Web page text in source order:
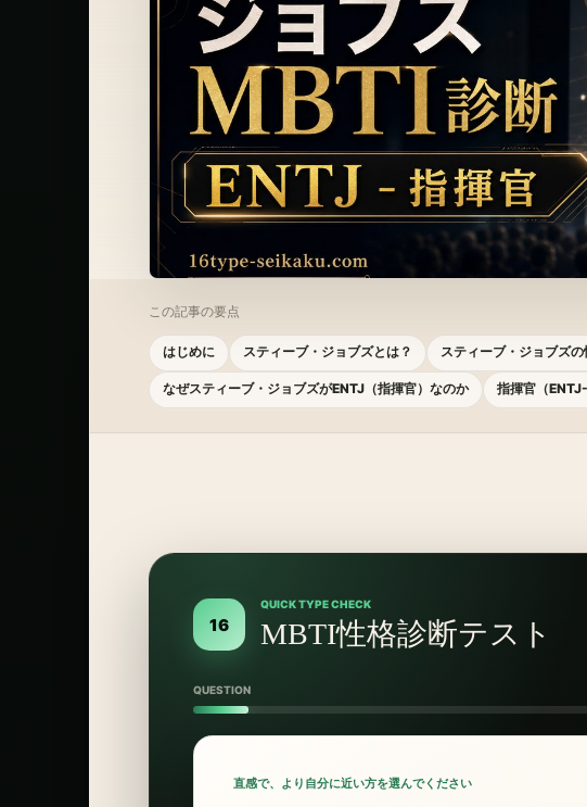
この記事の要点
はじめに スティーブ・ジョブズとは？ スティーブ・ジョブズ
なぜスティーブ・ジョブズがENTJ（指揮官）なのか 指揮官（
16
QUICK TYPE CHECK
MBTI性格診断テスト
QUESTION
直感で、より自分に近い方を選んでください